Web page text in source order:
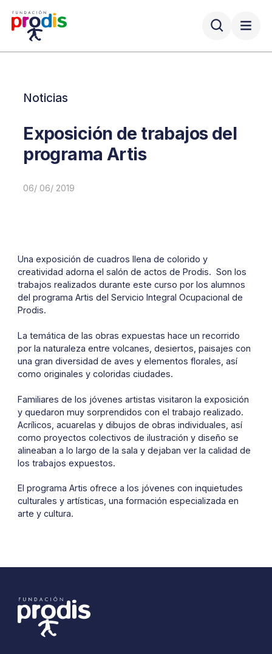
Noticias
Exposición de trabajos del
programa Artis
06/ 06/ 2019
Una exposición de cuadros llena de colorido y
creatividad adorna el salón de actos de Prodis. Son los
trabajos realizados durante este curso por los alumnos
del programa Artis del Servicio Integral Ocupacional de
Prodis.
La temática de las obras expuestas hace un recorrido
por la naturaleza entre volcanes, desiertos, paisajes con
una gran diversidad de aves y elementos florales, así
como originales y coloridas ciudades.
Familiares de los jóvenes artistas visitaron la exposición
y quedaron muy sorprendidos con el trabajo realizado.
Acrílicos, acuarelas y dibujos de obras individuales, así
como proyectos colectivos de ilustración y diseño se
alineaban a lo largo de la sala y dejaban ver la calidad de
los trabajos expuestos.
El programa Artis ofrece a los jóvenes con inquietudes
culturales y artísticas, una formación especializada en
arte y cultura.